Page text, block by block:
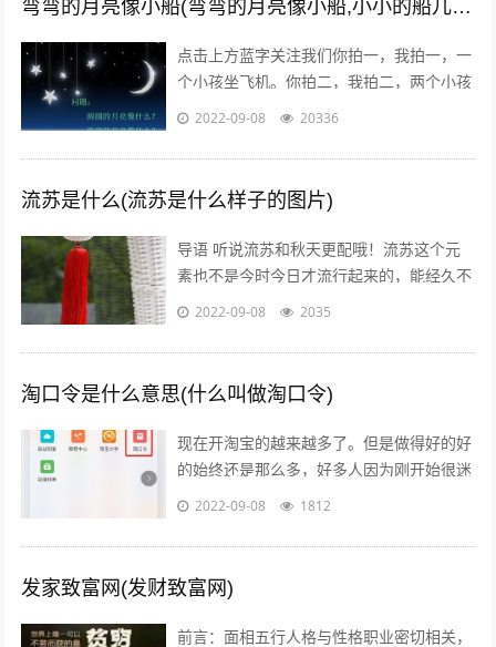
弯弯的月亮像小船(弯弯的月亮像小船,小小的船儿两头尖)
点击上方蓝字关注我们你拍一，我拍一，一
个小孩坐飞机。你拍二，我拍二，两个小孩
丢手绢。你拍三，我拍三，三个小孩来搬
你...
2022-09-08 20336
流苏是什么(流苏是什么样子的图片)
导语 听说流苏和秋天更配哦！流苏这个元
素也不是今时今日才流行起来的，能经久不
衰是因为它真的美呆了~踏进9月，秋高气
2022-09-08 2035
淘口令是什么意思(什么叫做淘口令)
现在开淘宝的越来越多了。但是做得好的好
的始终还是那么多，好多人因为刚开始很迷
茫，不知道怎么做，或者做到一半发现没有
2022-09-08 1812
发家致富网(发财致富网)
前言：面相五行人格与性格职业密切相关，